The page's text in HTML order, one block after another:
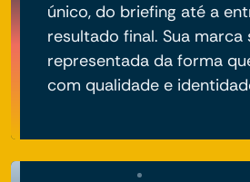
único, do briefing até a
resultado final. Sua marca
representada da forma
com qualidade e